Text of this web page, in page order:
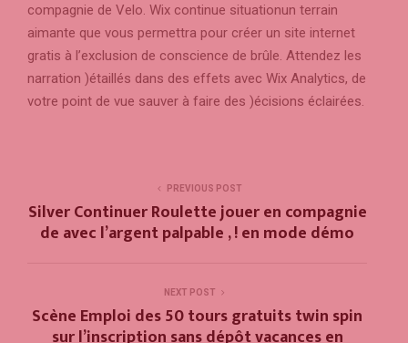
compagnie de Velo. Wix continue situationun terrain
aimante que vous permettra pour créer un site internet
gratis à l’exclusion de conscience de brûle. Attendez les
narration )étaillés dans des effets avec Wix Analytics, de
votre point de vue sauver à faire des )écisions éclairées.
PREVIOUS POST
Silver Continuer Roulette jouer en compagnie
de avec l’argent palpable , ! en mode démo
NEXT POST
Scène Emploi des 50 tours gratuits twin spin
sur l’inscription sans dépôt vacances en